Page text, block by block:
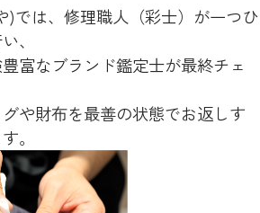
)では、修理職人（彩士）が一つひ
、
富なブランド鑑定士が最終チェ
や財布を最善の状態でお返しす
。